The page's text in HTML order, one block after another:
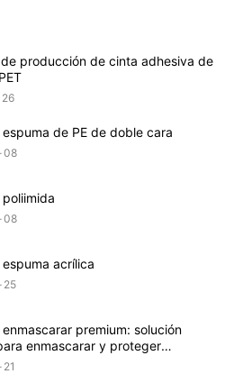
producción de cinta adhesiva de
26
de PE de doble cara
08
08
acrílica
25
premium: solución
enmascarar y proteger
21